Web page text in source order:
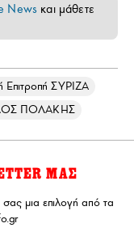
News και μάθετε
Επιτροπή ΣΥΡΙΖΑ
ΠΟΛΑΚΗΣ
ΜΑΣ
μια επιλογή από τα